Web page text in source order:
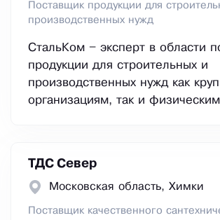
Поставщик продукции для
производственных нужд
СтальКом – эксперт в области
продукции для строительных и
производственных нужд как
организациям, так и
ТДС Север
Московская область, Химки
Поставщик качественного